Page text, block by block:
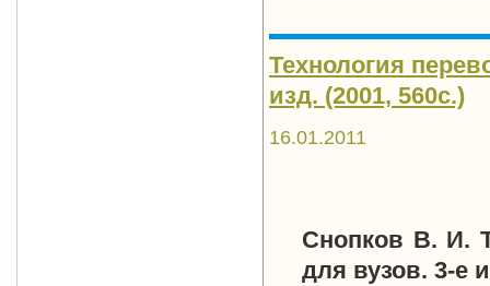
Технология
изд. (2001, 560с.)
16.01.2011
Снопков В. И.
для вузов. 3-е